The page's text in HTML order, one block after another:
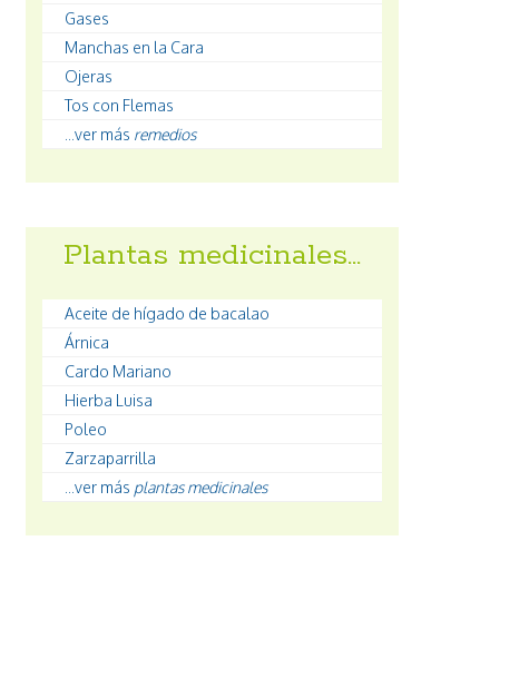
Gases
Manchas en la Cara
Ojeras
Tos con Flemas
...ver más remedios
Plantas medicinales…
Aceite de hígado de bacalao
Árnica
Cardo Mariano
Hierba Luisa
Poleo
Zarzaparrilla
...ver más plantas medicinales